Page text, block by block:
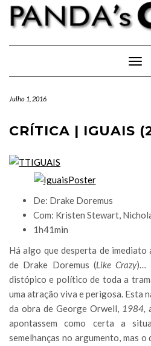
Skip
content
Julho 1, 2016
CRÍTICA | IGUAIS
De: Drake Doremus
Com: Kristen Stewart,
1h41min
Há algo que desperta de
de Drake Doremus (Like Crazy)…
distópico e político de toda a
uma atração viva e perigosa. Esta
da obra de George Orwell, 1984,
apontassem como certa a
semelhanças no argumento, mas